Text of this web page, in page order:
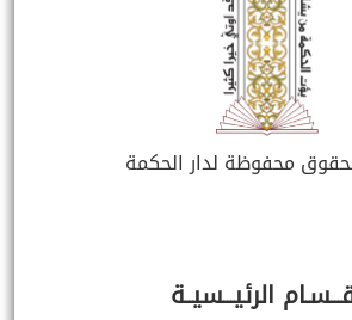
محفوظة لدار الحكمة
الرئيـــسيــة